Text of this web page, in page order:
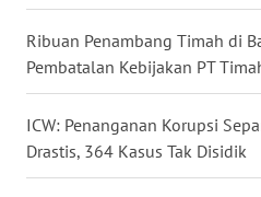
Ribuan Penambang Timah di
Pembatalan Kebijakan PT
ICW: Penanganan Korupsi
Drastis, 364 Kasus Tak Disidik
NUSANTARA
JOGJA